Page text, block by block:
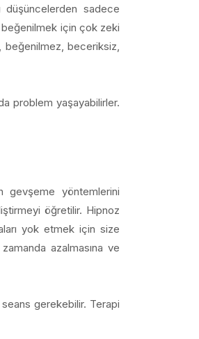
düşüncelerden sadece
beğenilmek için çok zeki
beğenilmez, beceriksiz,
problem yaşayabilirler.
gevşeme yöntemlerini
öğretilir. Hipnoz
yok etmek için size
azalmasına ve
gerekebilir. Terapi